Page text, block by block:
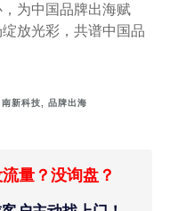
为中国品牌出海赋
放光彩，共谱中国品
南新科技 品牌出海
量？没询盘？